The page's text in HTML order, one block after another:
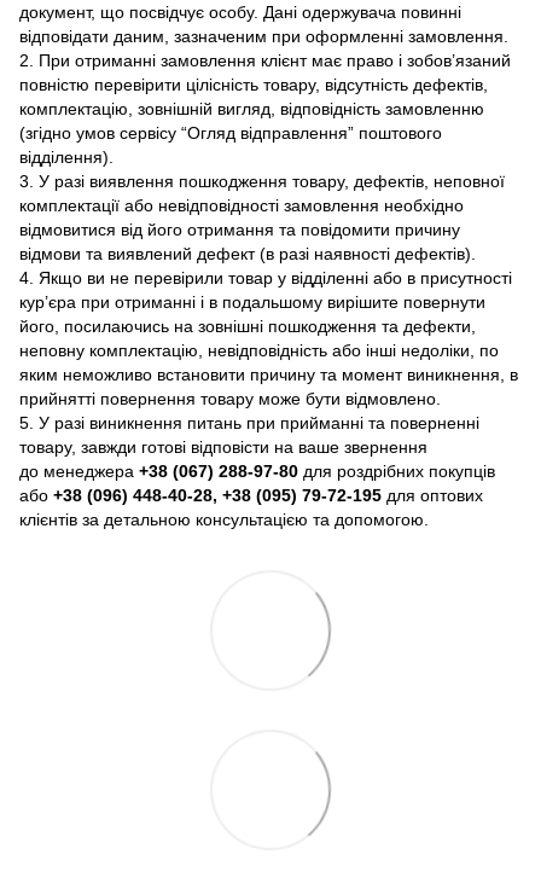
документ, що посвідчує особу. Дані одержувача повинні
відповідати даним, зазначеним при оформленні замовлення.
2. При отриманні замовлення клієнт має право і зобов’язаний
повністю перевірити цілісність товару, відсутність дефектів,
комплектацію, зовнішній вигляд, відповідність замовленню
(згідно умов сервісу “Огляд відправлення” поштового
відділення).
3. У разі виявлення пошкодження товару, дефектів, неповної
комплектації або невідповідності замовлення необхідно
відмовитися від його отримання та повідомити причину
відмови та виявлений дефект (в разі наявності дефектів).
4. Якщо ви не перевірили товар у відділенні або в присутності
кур’єра при отриманні і в подальшому вирішите повернути
його, посилаючись на зовнішні пошкодження та дефекти,
неповну комплектацію, невідповідність або інші недоліки, по
яким неможливо встановити причину та момент виникнення, в
прийнятті повернення товару може бути відмовлено.
5. У разі виникнення питань при прийманні та поверненні
товару, завжди готові відповісти на ваше звернення
до менеджера +38 (067) 288-97-80 для роздрібних покупців
або +38 (096) 448-40-28, +38 (095) 79-72-195 для оптових
клієнтів за детальною консультацією та допомогою.